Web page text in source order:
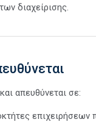
διαχείρισης.
απευθύνεται σε: